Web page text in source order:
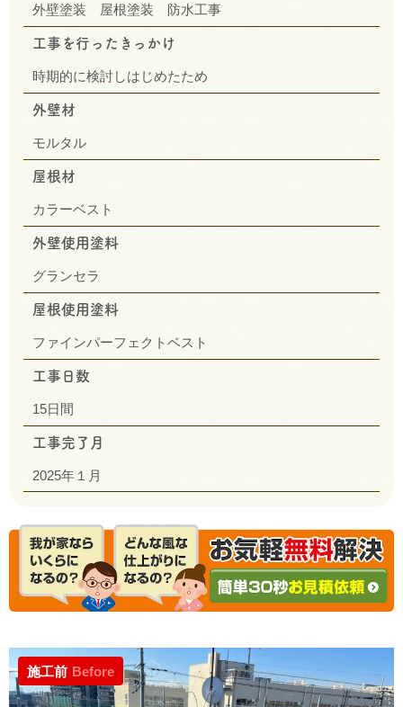
外壁塗装 屋根塗装 防水工事
工事を行ったきっかけ
時期的に検討しはじめたため
外壁材
モルタル
屋根材
カラーベスト
外壁使用塗料
グランセラ
屋根使用塗料
ファインパーフェクトベスト
工事日数
15日間
工事完了月
2025年１月
施工前 Before